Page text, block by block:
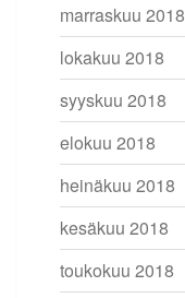
marraskuu 2018
lokakuu 2018
syyskuu 2018
elokuu 2018
heinäkuu 2018
kesäkuu 2018
toukokuu 2018